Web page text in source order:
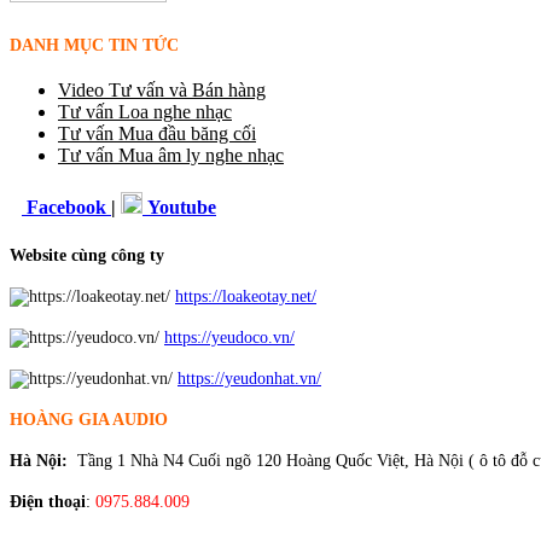
DANH MỤC TIN TỨC
Video Tư vấn và Bán hàng
Tư vấn Loa nghe nhạc
Tư vấn Mua đầu băng cối
Tư vấn Mua âm ly nghe nhạc
Facebook | Youtube
Website cùng công ty
https://loakeotay.net/
https://yeudoco.vn/
https://yeudonhat.vn/
HOÀNG GIA AUDIO
Hà Nội: Tầng 1 Nhà N4 Cuối ngõ 120 Hoàng Quốc Việt, Hà Nội ( ô tô đỗ
Điện thoại: 0975.884.009